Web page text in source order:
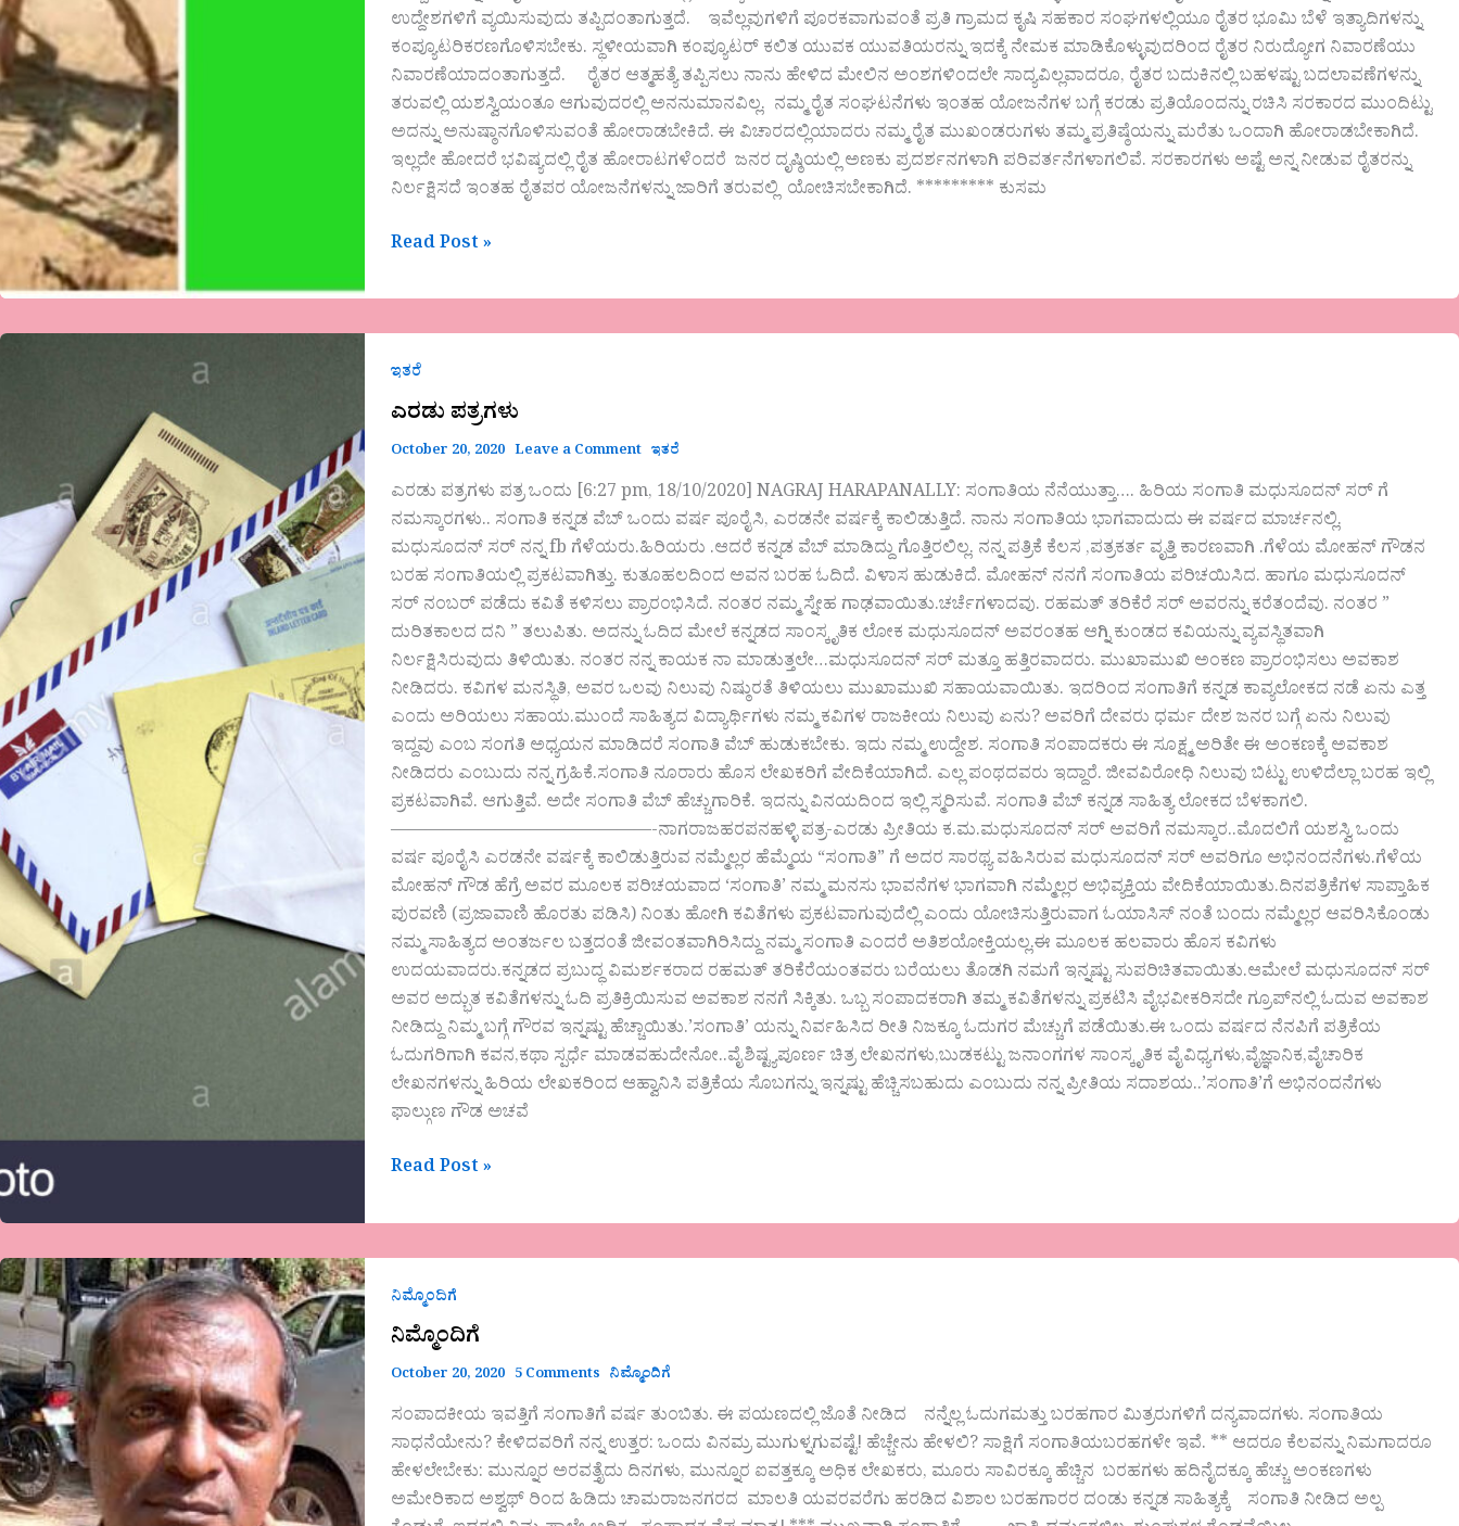
ಉದ್ದೇಶಗಳಿಗೆ ವ್ಯಯಿಸುವುದು ತಪ್ಪಿದಂತಾಗುತ್ತದೆ. ಇವೆಲ್ಲವುಗಳಿಗೆ ಪೂರಕವಾಗುವಂತೆ ಪ್ರತಿ ಗ್ರಾಮದ ಕೃಷಿ ಸಹಕಾರ ಸಂಘಗಳಲ್ಲಿಯೂ ರೈತರ ಭೂಮಿ ಬೆಳೆ ಇತ್ಯಾದಿಗಳನ್ನು
ಕಂಪ್ಯೂಟರಿಕರಣಗೊಳಿಸಬೇಕು. ಸ್ಥಳೀಯವಾಗಿ ಕಂಪ್ಯೂಟರ್ ಕಲಿತ ಯುವಕ ಯುವತಿಯರನ್ನು ಇದಕ್ಕೆ ನೇಮಕ ಮಾಡಿಕೊಳ್ಳುವುದರಿಂದ ರೈತರ ನಿರುದ್ಯೋಗ ನಿವಾರಣೆಯು
ನಿವಾರಣೆಯಾದಂತಾಗುತ್ತದೆ. ರೈತರ ಆತ್ಮಹತ್ಯೆ ತಪ್ಪಿಸಲು ನಾನು ಹೇಳಿದ ಮೇಲಿನ ಅಂಶಗಳಿಂದಲೇ ಸಾದ್ಯವಿಲ್ಲವಾದರೂ, ರೈತರ ಬದುಕಿನಲ್ಲಿ ಬಹಳಷ್ಟು ಬದಲಾವಣೆಗಳನ್ನು
ತರುವಲ್ಲಿ ಯಶಸ್ವಿಯಂತೂ ಆಗುವುದರಲ್ಲಿ ಅನನುಮಾನವಿಲ್ಲ. ನಮ್ಮ ರೈತ ಸಂಘಟನೆಗಳು ಇಂತಹ ಯೋಜನೆಗಳ ಬಗ್ಗೆ ಕರಡು ಪ್ರತಿಯೊಂದನ್ನು ರಚಿಸಿ ಸರಕಾರದ ಮುಂದಿಟ್ಟು
ಅದನ್ನು ಅನುಷ್ಠಾನಗೊಳಿಸುವಂತೆ ಹೋರಾಡಬೇಕಿದೆ. ಈ ವಿಚಾರದಲ್ಲಿಯಾದರು ನಮ್ಮ ರೈತ ಮುಖಂಡರುಗಳು ತಮ್ಮ ಪ್ರತಿಷ್ಠೆಯನ್ನು ಮರೆತು ಒಂದಾಗಿ ಹೋರಾಡಬೇಕಾಗಿದೆ.
ಇಲ್ಲದೇ ಹೋದರೆ ಭವಿಷ್ಯದಲ್ಲಿ ರೈತ ಹೋರಾಟಗಳೆಂದರೆ ಜನರ ದೃಷ್ಠಿಯಲ್ಲಿ ಅಣಕು ಪ್ರದರ್ಶನಗಳಾಗಿ ಪರಿವರ್ತನೆಗಳಾಗಲಿವೆ. ಸರಕಾರಗಳು ಅಷ್ಟೆ ಅನ್ನ ನೀಡುವ ರೈತರನ್ನು
ನಿರ್ಲಕ್ಷಿಸದೆ ಇಂತಹ ರೈತಪರ ಯೋಜನೆಗಳನ್ನು ಜಾರಿಗೆ ತರುವಲ್ಲಿ ಯೋಚಿಸಬೇಕಾಗಿದೆ. ********* ಕುಸಮ
Read Post »
ಇತರೆ
ಎರಡು ಪತ್ರಗಳು
October 20, 2020 Leave a Comment ಇತರೆ
ಎರಡು ಪತ್ರಗಳು ಪತ್ರ ಒಂದು [6:27 pm, 18/10/2020] NAGRAJ HARAPANALLY: ಸಂಗಾತಿಯ ನೆನೆಯುತ್ತಾ…. ಹಿರಿಯ ಸಂಗಾತಿ ಮಧುಸೂದನ್ ಸರ್ ಗೆ
ನಮಸ್ಕಾರಗಳು.. ಸಂಗಾತಿ ಕನ್ನಡ ವೆಬ್ ಒಂದು ವರ್ಷ ಪೂರೈಸಿ, ಎರಡನೇ ವರ್ಷಕ್ಕೆ ಕಾಲಿಡುತ್ತಿದೆ. ನಾನು ಸಂಗಾತಿಯ ಭಾಗವಾದುದು ಈ ವರ್ಷದ ಮಾರ್ಚನಲ್ಲಿ.
ಮಧುಸೂದನ್ ಸರ್ ನನ್ನ fb ಗೆಳೆಯರು.ಹಿರಿಯರು‌ .‌ಆದರೆ ಕನ್ನಡ ವೆಬ್ ಮಾಡಿದ್ದು ಗೊತ್ತಿರಲಿಲ್ಲ. ನನ್ನ ಪತ್ರಿಕೆ ಕೆಲಸ ,ಪತ್ರಕರ್ತ ವೃತ್ತಿ ಕಾರಣವಾಗಿ‌ .ಗೆಳೆಯ ಮೋಹನ್ ಗೌಡನ
ಬರಹ ಸಂಗಾತಿಯಲ್ಲಿ ಪ್ರಕಟವಾಗಿತ್ತು. ಕುತೂಹಲದಿಂದ ಅವನ ಬರಹ ಓದಿದೆ. ವಿಳಾಸ ಹುಡುಕಿದೆ. ಮೋಹನ್ ನನಗೆ ಸಂಗಾತಿಯ ಪರಿಚಯಿಸಿದ. ಹಾಗೂ ಮಧುಸೂದನ್
ಸರ್ ನಂಬರ್ ಪಡೆದು ಕವಿತೆ ಕಳಿಸಲು ಪ್ರಾರಂಭಿಸಿದೆ. ನಂತರ ನಮ್ಮ ಸ್ನೇಹ ಗಾಢವಾಯಿತು.‌ಚರ್ಚೆಗಳಾದವು. ರಹಮತ್ ತರಿಕೆರೆ ಸರ್ ಅವರನ್ನು ಕರೆತಂದೆವು. ನಂತರ ”
ದುರಿತಕಾಲದ ದನಿ ” ತಲುಪಿತು. ಅದನ್ನು ಓದಿದ ಮೇಲೆ ಕನ್ನಡದ ಸಾಂಸ್ಕೃತಿಕ ಲೋಕ ಮಧುಸೂದನ್ ಅವರಂತಹ ಆಗ್ನಿ ಕುಂಡದ ಕವಿಯನ್ನು ವ್ಯವಸ್ಥಿತವಾಗಿ
ನಿರ್ಲಕ್ಷಿಸಿರುವುದು ತಿಳಿಯಿತು.‌ ನಂತರ ನನ್ನ ಕಾಯಕ ನಾ ಮಾಡುತ್ತಲೇ…ಮಧುಸೂದನ್ ಸರ್ ಮತ್ತೂ ಹತ್ತಿರವಾದರು. ಮುಖಾಮುಖಿ ಅಂಕಣ ಪ್ರಾರಂಭಿಸಲು ಅವಕಾಶ
ನೀಡಿದರು. ಕವಿಗಳ ಮನಸ್ಥಿತಿ, ಅವರ ಒಲವು ನಿಲುವು ನಿಷ್ಠುರತೆ ತಿಳಿಯಲು ಮುಖಾಮುಖಿ ಸಹಾಯವಾಯಿತು. ಇದರಿಂದ ಸಂಗಾತಿಗೆ ಕನ್ನಡ ಕಾವ್ಯಲೋಕದ ನಡೆ ಏನು ಎತ್ತ
ಎಂದು ಅರಿಯಲು ಸಹಾಯ.‌ಮುಂದೆ ಸಾಹಿತ್ಯದ ವಿದ್ಯಾರ್ಥಿಗಳು ನಮ್ಮ ಕವಿಗಳ ರಾಜಕೀಯ ನಿಲುವು ಏನು? ಅವರಿಗೆ ದೇವರು ಧರ್ಮ ದೇಶ ಜನರ ಬಗ್ಗೆ ಏನು ನಿಲುವು
ಇದ್ದವು ಎಂಬ ಸಂಗತಿ ಅಧ್ಯಯನ ಮಾಡಿದರೆ ಸಂಗಾತಿ ವೆಬ್ ಹುಡುಕಬೇಕು. ಇದು ನಮ್ಮ ಉದ್ದೇಶ. ಸಂಗಾತಿ ಸಂಪಾದಕರು ಈ ಸೂಕ್ಷ್ಮ ಅರಿತೇ ಈ ಅಂಕಣಕ್ಕೆ ಅವಕಾಶ
ನೀಡಿದರು ಎಂಬುದು ನನ್ನ ಗ್ರಹಿಕೆ.‌ಸಂಗಾತಿ ನೂರಾರು ಹೊಸ ಲೇಖಕರಿಗೆ ವೇದಿಕೆಯಾಗಿದೆ. ಎಲ್ಲ ಪಂಥದವರು ಇದ್ದಾರೆ. ಜೀವವಿರೋಧಿ ನಿಲುವು ಬಿಟ್ಟು ಉಳಿದೆಲ್ಲಾ ಬರಹ ಇಲ್ಲಿ
ಪ್ರಕಟವಾಗಿವೆ. ಆಗುತ್ತಿವೆ. ಅದೇ ಸಂಗಾತಿ ವೆಬ್ ಹೆಚ್ಚುಗಾರಿಕೆ. ಇದನ್ನು ವಿನಯದಿಂದ ಇಲ್ಲಿ ಸ್ಮರಿಸುವೆ. ಸಂಗಾತಿ ವೆಬ್ ಕನ್ನಡ ಸಾಹಿತ್ಯ ಲೋಕದ ಬೆಳಕಾಗಲಿ.
———————————————-ನಾಗರಾಜಹರಪನಹಳ್ಳಿ ಪತ್ರ-ಎರಡು ಪ್ರೀತಿಯ ಕ.ಮ.ಮಧುಸೂದನ್ ಸರ್ ಅವರಿಗೆ ನಮಸ್ಕಾರ..ಮೊದಲಿಗೆ ಯಶಸ್ವಿ ಒಂದು
ವರ್ಷ ಪೂರೈಸಿ ಎರಡನೇ ವರ್ಷಕ್ಕೆ ಕಾಲಿಡುತ್ತಿರುವ ನಮ್ಮೆಲ್ಲರ ಹೆಮ್ಮೆಯ “ಸಂಗಾತಿ” ಗೆ ಅದರ ಸಾರಥ್ಯ ವಹಿಸಿರುವ ಮಧುಸೂದನ್ ಸರ್ ಅವರಿಗೂ ಅಭಿನಂದನೆಗಳು.ಗೆಳೆಯ
ಮೋಹನ್ ಗೌಡ ಹೆಗ್ರೆ ಅವರ ಮೂಲಕ ಪರಿಚಯವಾದ ‘ಸಂಗಾತಿ’ ನಮ್ಮ ಮನಸು ಭಾವನೆಗಳ ಭಾಗವಾಗಿ ನಮ್ಮೆಲ್ಲರ ಅಭಿವ್ಯಕ್ತಿಯ ವೇದಿಕೆಯಾಯಿತು.ದಿನಪತ್ರಿಕೆಗಳ ಸಾಪ್ತಾಹಿಕ
ಪುರವಣಿ (ಪ್ರಜಾವಾಣಿ ಹೊರತು ಪಡಿಸಿ) ನಿಂತು ಹೋಗಿ ಕವಿತೆಗಳು ಪ್ರಕಟವಾಗುವುದೆಲ್ಲಿ ಎಂದು ಯೋಚಿಸುತ್ತಿರುವಾಗ ಓಯಾಸಿಸ್ ನಂತೆ ಬಂದು ನಮ್ಮೆಲ್ಲರ ಆವರಿಸಿಕೊಂಡು
ನಮ್ಮ ಸಾಹಿತ್ಯದ ಅಂತರ್ಜಲ ಬತ್ತದಂತೆ ಜೀವಂತವಾಗಿರಿಸಿದ್ದು ನಮ್ಮ ಸಂಗಾತಿ ಎಂದರೆ ಅತಿಶಯೋಕ್ತಿಯಲ್ಲ.ಈ ಮೂಲಕ ಹಲವಾರು ಹೊಸ ಕವಿಗಳು
ಉದಯವಾದರು.ಕನ್ನಡದ ಪ್ರಬುದ್ಧ ವಿಮರ್ಶಕರಾದ ರಹಮತ್ ತರಿಕೆರೆಯಂತವರು ಬರೆಯಲು ತೊಡಗಿ ನಮಗೆ ಇನ್ನಷ್ಟು ಸುಪರಿಚಿತವಾಯಿತು.ಆಮೇಲೆ ಮಧುಸೂದನ್ ಸರ್
ಅವರ ಅದ್ಭುತ ಕವಿತೆಗಳನ್ನು ಓದಿ ಪ್ರತಿಕ್ರಿಯಿಸುವ ಅವಕಾಶ ನನಗೆ ಸಿಕ್ಕಿತು. ಒಬ್ಬ ಸಂಪಾದಕರಾಗಿ ತಮ್ಮ ಕವಿತೆಗಳನ್ನು ಪ್ರಕಟಿಸಿ ವೈಭವೀಕರಿಸದೇ ಗ್ರೂಪ್‌ನಲ್ಲಿ ಓದುವ ಅವಕಾಶ
ನೀಡಿದ್ದು ನಿಮ್ಮ ಬಗ್ಗೆ ಗೌರವ ಇನ್ನಷ್ಟು ಹೆಚ್ಚಾಯಿತು.’ಸಂಗಾತಿ’ ಯನ್ನು ನಿರ್ವಹಿಸಿದ ರೀತಿ ನಿಜಕ್ಕೂ ಓದುಗರ ಮೆಚ್ಚುಗೆ ಪಡೆಯಿತು.ಈ ಒಂದು ವರ್ಷದ ನೆನಪಿಗೆ ಪತ್ರಿಕೆಯ
ಓದುಗರಿಗಾಗಿ ಕವನ,ಕಥಾ ಸ್ಪರ್ಧೆ ಮಾಡವಹುದೇನೋ..ವೈಶಿಷ್ಟ್ಯಪೂರ್ಣ ಚಿತ್ರ ಲೇಖನಗಳು,ಬುಡಕಟ್ಟು ಜನಾಂಗಗಳ ಸಾಂಸ್ಕೃತಿಕ ವೈವಿಧ್ಯಗಳು,ವೈಜ್ಞಾನಿಕ,ವೈಚಾರಿಕ
ಲೇಖನಗಳನ್ನು ಹಿರಿಯ ಲೇಖಕರಿಂದ ಆಹ್ವಾನಿಸಿ ಪತ್ರಿಕೆಯ ಸೊಬಗನ್ನು ಇನ್ನಷ್ಟು ಹೆಚ್ಚಿಸಬಹುದು ಎಂಬುದು ನನ್ನ ಪ್ರೀತಿಯ ಸದಾಶಯ..’ಸಂಗಾತಿ’ಗೆ ಅಭಿನಂದನೆಗಳು
ಫಾಲ್ಗುಣ ಗೌಡ ಅಚವೆ
ಪತ್ರಗಳು
Read Post »
ನಿಮ್ಮೊಂದಿಗೆ
ನಿಮ್ಮೊಂದಿಗೆ
October 20, 2020 5 Comments ನಿಮ್ಮೊಂದಿಗೆ
ಸಂಪಾದಕೀಯ ಇವತ್ತಿಗೆ ಸಂಗಾತಿಗೆ ವರ್ಷ ತುಂಬಿತು. ಈ ಪಯಣದಲ್ಲಿ ಜೊತೆ ನೀಡಿದ ನನ್ನೆಲ್ಲ ಓದುಗಮತ್ತು ಬರಹಗಾರ ಮಿತ್ರರುಗಳಿಗೆ ದನ್ಯವಾದಗಳು. ಸಂಗಾತಿಯ
ಸಾಧನೆಯೇನು? ಕೇಳಿದವರಿಗೆ ನನ್ನ ಉತ್ತರ: ಒಂದು ವಿನಮ್ರ ಮುಗುಳ್ನಗುವಷ್ಟೆ! ಹೆಚ್ಚೇನು ಹೇಳಲಿ? ಸಾಕ್ಷಿಗೆ ಸಂಗಾತಿಯಬರಹಗಳೇ ಇವೆ. ** ಆದರೂ ಕೆಲವನ್ನು ನಿಮಗಾದರೂ
ಹೇಳಲೇಬೇಕು: ಮುನ್ನೂರ ಅರವತ್ತೈದು ದಿನಗಳು, ಮುನ್ನೂರ ಐವತ್ತಕ್ಕೂ ಅಧಿಕ ಲೇಖಕರು, ಮೂರು ಸಾವಿರಕ್ಕೂ ಹೆಚ್ಚಿನ ಬರಹಗಳು ಹದಿನೈದಕ್ಕೂ ಹೆಚ್ಚು ಅಂಕಣಗಳು
ಅಮೇರಿಕಾದ ಅಶ್ವಥ್ ರಿಂದ ಹಿಡಿದು ಚಾಮರಾಜನಗರದ ಮಾಲತಿ ಯವರವರೆಗು ಹರಡಿದ ವಿಶಾಲ ಬರಹಗಾರರ ದಂಡು ಕನ್ನಡ ಸಾಹಿತ್ಯಕ್ಕೆ ಸಂಗಾತಿ ನೀಡಿದ ಅಲ್ಪ